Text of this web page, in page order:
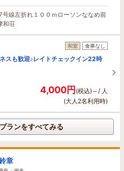
線左折れ１００ｍローソンななめ前
和荘
和室 食事なし
スも歓迎♪レイトチェックイン22時
4,000円(税込)～/ 人
(大人2名利用時)
ランをすべてみる
章